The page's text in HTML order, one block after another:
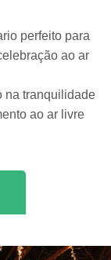
perfeito para
ao ar
na tranquilidade
ao ar livre